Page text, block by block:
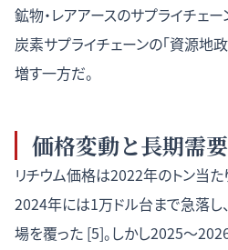
鉱物・レアアースのサプライチェ
炭素サプライチェーンの「資源地
増す一方だ。
価格変動と長期需
リチウム価格は2022年のトン当
2024年には1万ドル台まで急落
場を覆った [5]。しかし2025〜